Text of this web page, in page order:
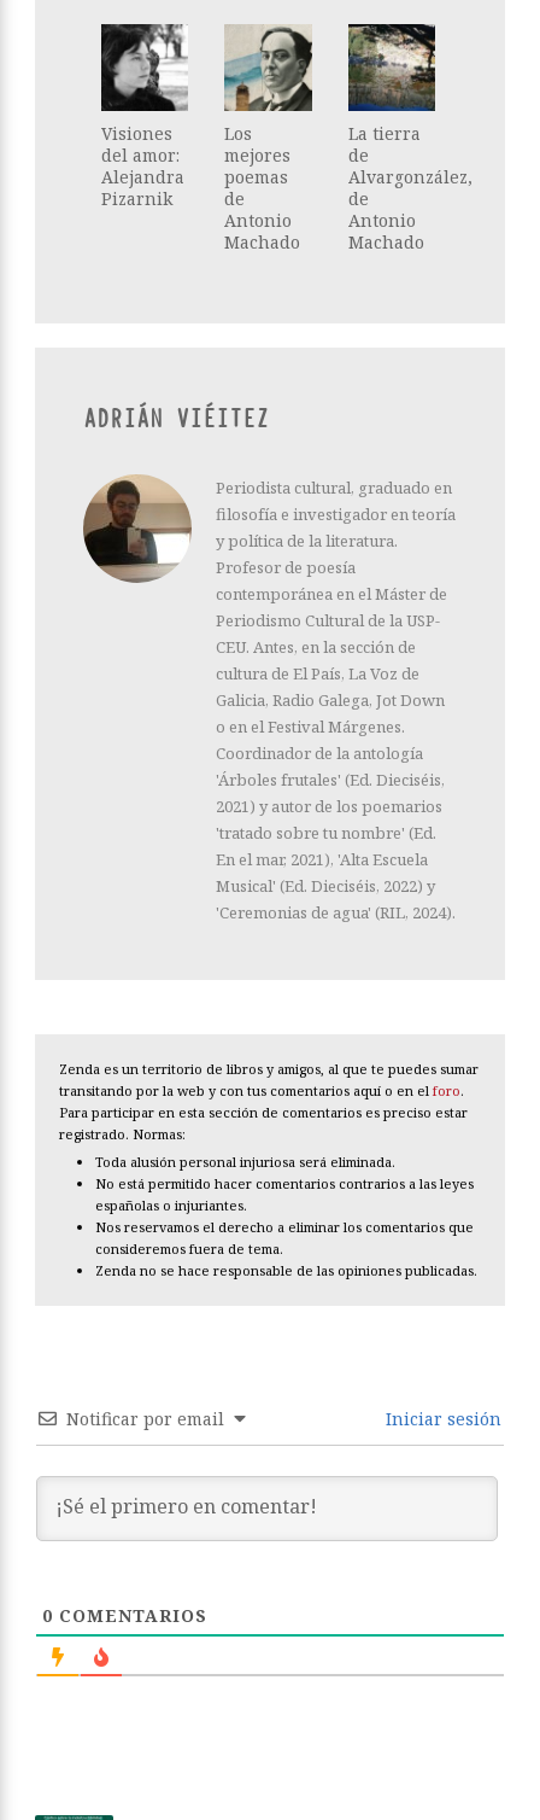
Visiones
del amor:
Alejandra
Pizarnik
Los
mejores
poemas
de
Antonio
Machado
La tierra
de
Alvargonzález,
de
Antonio
Machado
ADRIÁN VIÉITEZ
Periodista cultural, graduado en
filosofía e investigador en teoría
y política de la literatura.
Profesor de poesía
contemporánea en el Máster de
Periodismo Cultural de la USP-
CEU. Antes, en la sección de
cultura de El País, La Voz de
Galicia, Radio Galega, Jot Down
o en el Festival Márgenes.
Coordinador de la antología
'Árboles frutales' (Ed. Dieciséis,
2021) y autor de los poemarios
'tratado sobre tu nombre' (Ed.
En el mar, 2021), 'Alta Escuela
Musical' (Ed. Dieciséis, 2022) y
'Ceremonias de agua' (RIL, 2024).
Zenda es un territorio de libros y amigos, al que te puedes sumar
transitando por la web y con tus comentarios aquí o en el foro.
Para participar en esta sección de comentarios es preciso estar
registrado. Normas:
Toda alusión personal injuriosa será eliminada.
No está permitido hacer comentarios contrarios a las leyes
españolas o injuriantes.
Nos reservamos el derecho a eliminar los comentarios que
consideremos fuera de tema.
Zenda no se hace responsable de las opiniones publicadas.
Notificar por email Iniciar sesión
0 COMENTARIOS